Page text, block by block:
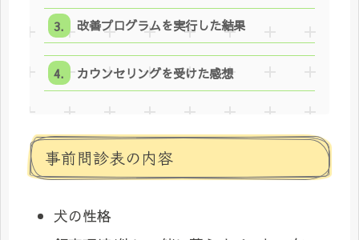
改善プログラムを実行した結果
カウンセリングを受けた感想
事前問診表の内容
犬の性格